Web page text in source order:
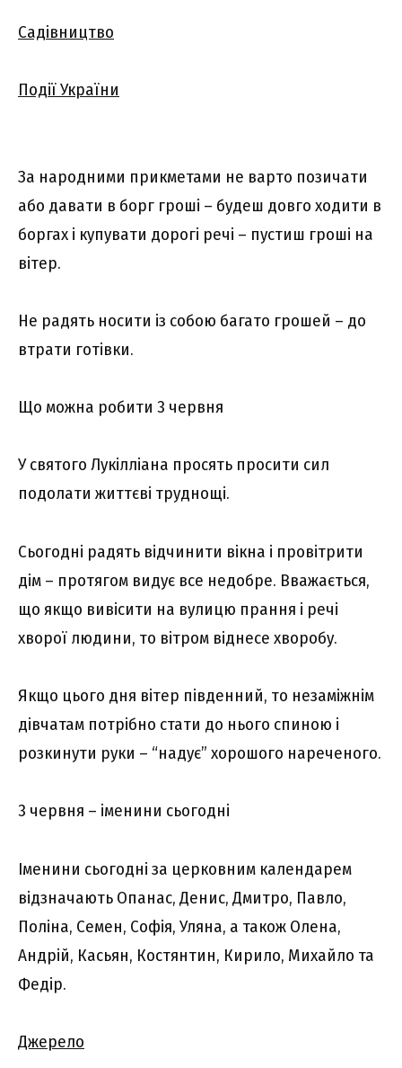
Садівництво
Події України
За народними прикметами не варто позичати
або давати в борг гроші – будеш довго ходити в
боргах і купувати дорогі речі – пустиш гроші на
вітер.
Не радять носити із собою багато грошей – до
втрати готівки.
Що можна робити 3 червня
У святого Лукілліана просять просити сил
подолати життєві труднощі.
Сьогодні радять відчинити вікна і провітрити
дім – протягом видує все недобре. Вважається,
що якщо вивісити на вулицю прання і речі
хворої людини, то вітром віднесе хворобу.
Якщо цього дня вітер південний, то незаміжнім
дівчатам потрібно стати до нього спиною і
розкинути руки – “надує” хорошого нареченого.
3 червня – іменини сьогодні
Іменини сьогодні за церковним календарем
відзначають Опанас, Денис, Дмитро, Павло,
Поліна, Семен, Софія, Уляна, а також Олена,
Андрій, Касьян, Костянтин, Кирило, Михайло та
Федір.
Джерело